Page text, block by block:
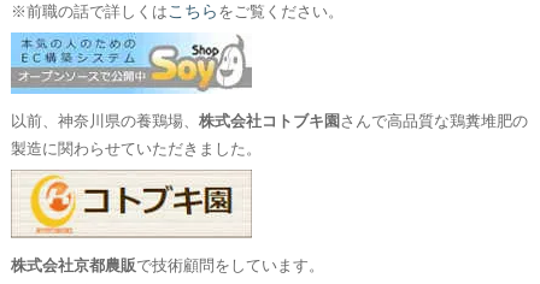
※前職の話で詳しくは こちら をご覧ください。
以前、神奈川県の養鶏場、 株式会社コトブキ園 さんで高品質な鶏糞堆肥の
製造に関わらせていただきました。
株式会社京都農販で技術顧問をしています。